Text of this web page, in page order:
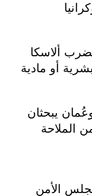
يضرب ألاسكا
أو مادية
يبحثان
الملاحة
الأمن